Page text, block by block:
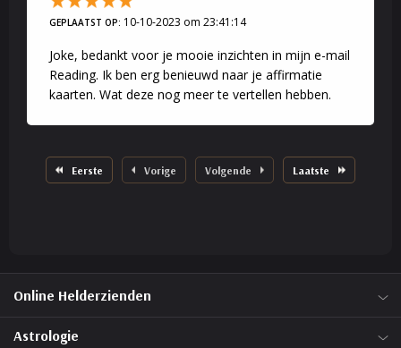
GEPLAATST OP: 10-10-2023 om 23:41:14
Joke, bedankt voor je mooie inzichten in mijn e-mail
Reading. Ik ben erg benieuwd naar je affirmatie
kaarten. Wat deze nog meer te vertellen hebben.
Eerste Vorige Volgende Laatste
Online Helderzienden
Astrologie